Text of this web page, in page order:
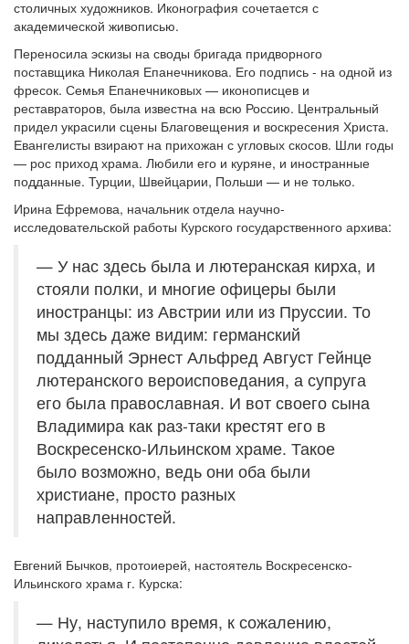
столичных художников. Иконография сочетается с
академической живописью.
Переносила эскизы на своды бригада придворного
поставщика Николая Епанечникова. Его подпись - на одной из
фресок. Семья Епанечниковых — иконописцев и
реставраторов, была известна на всю Россию. Центральный
придел украсили сцены Благовещения и воскресения Христа.
Евангелисты взирают на прихожан с угловых скосов. Шли годы
— рос приход храма. Любили его и куряне, и иностранные
подданные. Турции, Швейцарии, Польши — и не только.
Ирина Ефремова, начальник отдела научно-
исследовательской работы Курского государственного архива:
— У нас здесь была и лютеранская кирха, и
стояли полки, и многие офицеры были
иностранцы: из Австрии или из Пруссии. То
мы здесь даже видим: германский
подданный Эрнест Альфред Август Гейнце
лютеранского вероисповедания, а супруга
его была православная. И вот своего сына
Владимира как раз-таки крестят его в
Воскресенско-Ильинском храме. Такое
было возможно, ведь они оба были
христиане, просто разных
направленностей.
Евгений Бычков, протоиерей, настоятель Воскресенско-
Ильинского храма г. Курска:
— Ну, наступило время, к сожалению,